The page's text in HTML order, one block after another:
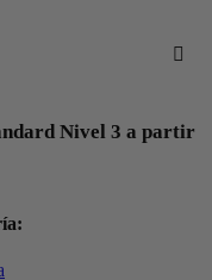
Nivel 3 a partir